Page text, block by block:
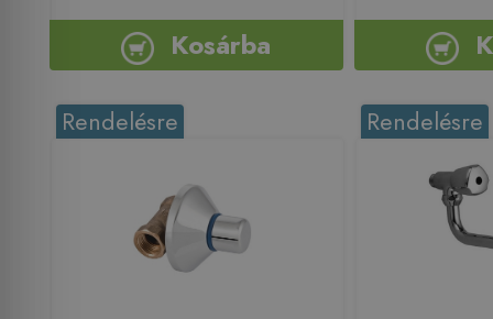
Kosárba
Rendelésre Rendelésre